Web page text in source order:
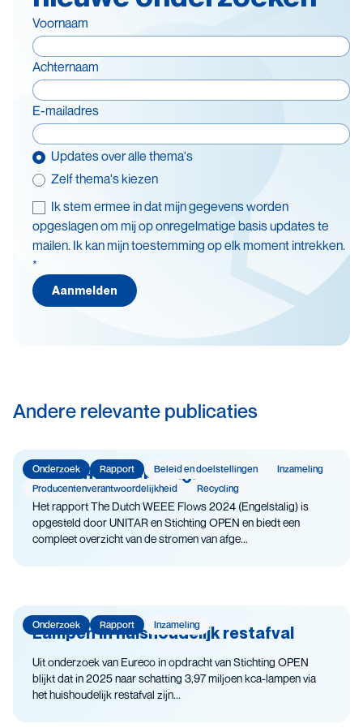
Voornaam
Achternaam
E-mailadres
Updates over alle thema's
Zelf thema's kiezen
Thema's
Batterijen
Circulaire economie
Ik stem ermee in dat mijn gegevens worden
opgeslagen om mij op onregelmatige basis updates te
mailen. Ik kan mijn toestemming op elk moment intrekken.
*
Aanmelden
Andere relevante publicaties
Onderzoek Rapport Beleid en doelstellingen
Inzameling
Producenten­­­­verantwoor­delijk­heid
Recycling
The Dutch WEEE Flows
Het rapport The Dutch WEEE Flows 2024 (Engelstalig) is
opgesteld door UNITAR en Stichting OPEN en biedt een
compleet overzicht van de stromen van afge...
Onderzoek Rapport Inzameling
Lampen in huishoudelijk restafval
Uit onderzoek van Eureco in opdracht van Stichting OPEN
blijkt dat in 2025 naar schatting 3,97 miljoen kca-lampen via
het huishoudelijk restafval zijn...